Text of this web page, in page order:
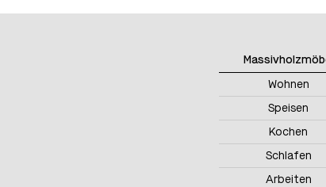
Wohnen
Speisen
Kochen
Schlafen
Arbeiten